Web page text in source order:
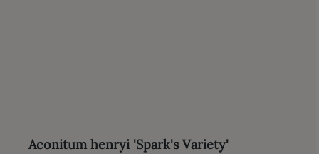
Aconitum henryi 'Spark's Variety'